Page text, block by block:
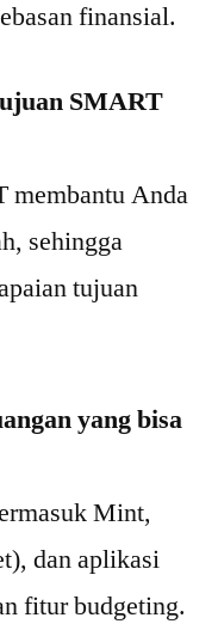
finansial.
SMART
membantu Anda
sehingga
tujuan
yang bisa
Mint,
dan aplikasi
fitur budgeting.